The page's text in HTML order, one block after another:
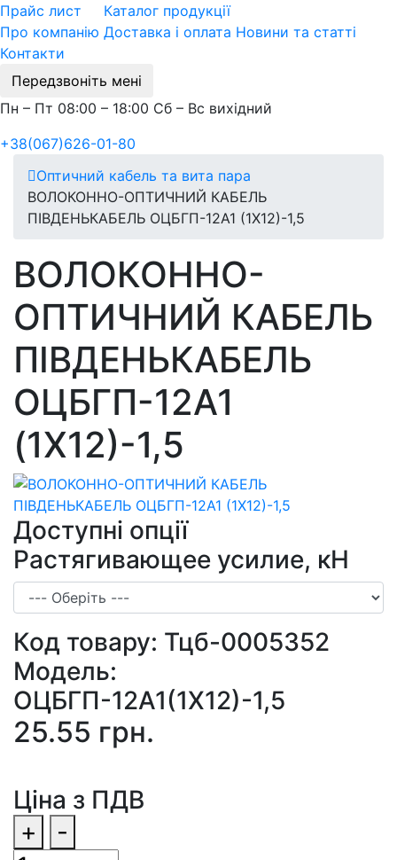
Прайс лист
Каталог продукції
Про компанію Доставка і оплата Новини та статті
Контакти
Передзвоніть мені
Пн – Пт 08:00 – 18:00 Сб – Вс вихідний
+38(067)626-01-80
Оптичний кабель та вита пара
ВОЛОКОННО-ОПТИЧНИЙ КАБЕЛЬ
ПІВДЕНЬКАБЕЛЬ ОЦБГП-12А1 (1Х12)-1,5
ВОЛОКОННО-
ОПТИЧНИЙ КАБЕЛЬ
ПІВДЕНЬКАБЕЛЬ
ОЦБГП-12А1
(1Х12)-1,5
Доступні опції
Растягивающее усилие, кН
Код товару: Тцб-0005352
Модель:
ОЦБГП-12А1(1Х12)-1,5
25.55 грн.
Ціна з ПДВ
+
-